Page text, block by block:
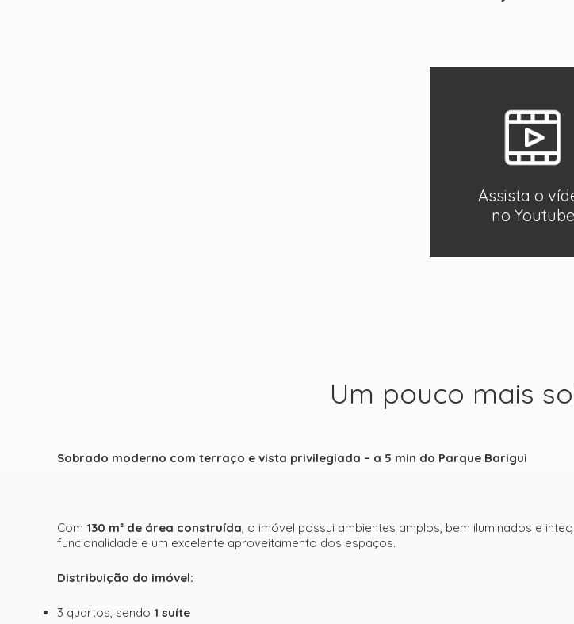
Assista o
no Youtube
Um pouco mais
Sobrado moderno com terraço e vista privilegiada – a 5 min do Parque Barigui
Com 130 m² de área construída, o imóvel possui ambientes amplos, bem iluminados e
funcionalidade e um excelente aproveitamento dos espaços.
Distribuição do imóvel:
3 quartos, sendo 1 suíte